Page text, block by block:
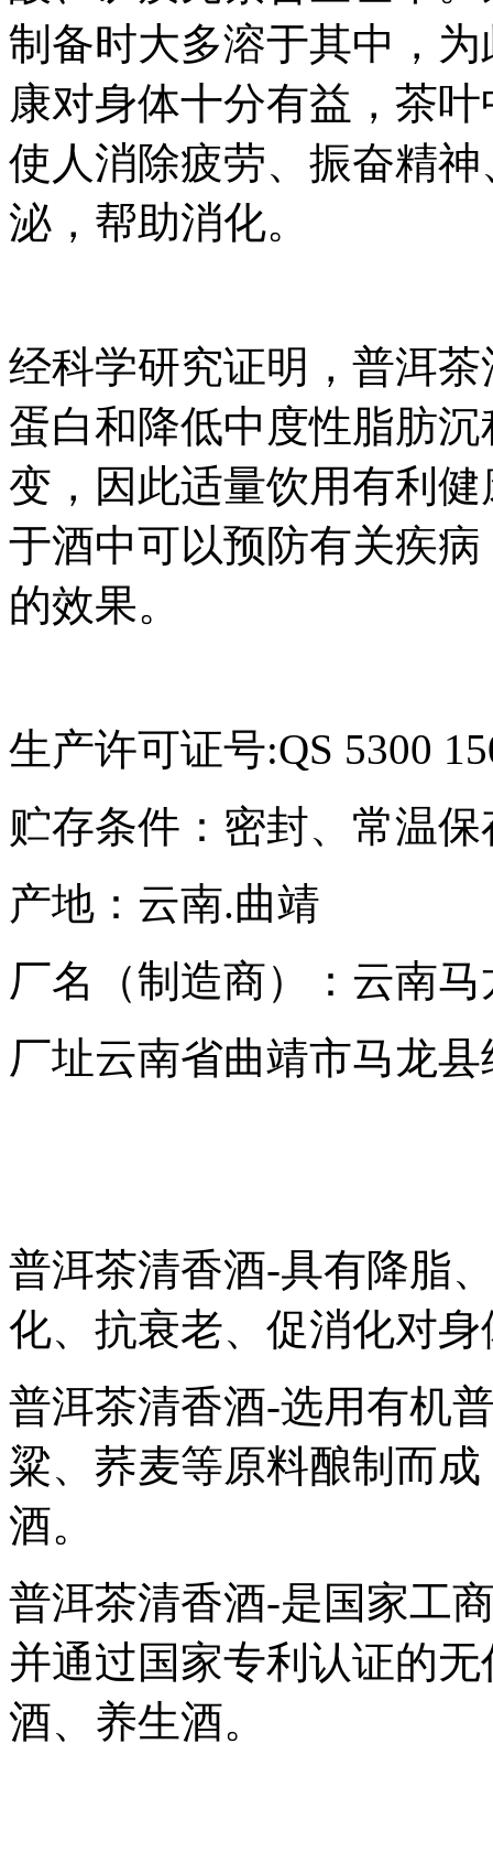
制备时大多溶于其中，
康对身体十分有益，茶
使人消除疲劳、振奋精
泌，帮助消化。
经科学研究证明，普洱
蛋白和降低中度性脂肪
变，因此适量饮用有利
于酒中可以预防有关疾
的效果。
生产许可证号:QS 5300
贮存条件：密封、常温保
产地：云南.曲靖
厂名（制造商）：云南
厂址云南省曲靖市马龙
普洱茶清香酒-具有降脂
化、抗衰老、促消化对
普洱茶清香酒-选用有机
粱、荞麦等原料酿制而
酒。
普洱茶清香酒-是国家工
并通过国家专利认证的
酒、养生酒。